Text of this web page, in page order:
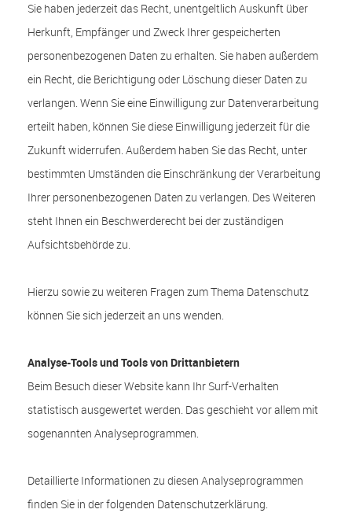
Sie haben jederzeit das Recht, unentgeltlich Auskunft über
Herkunft, Empfänger und Zweck Ihrer gespeicherten
personenbezogenen Daten zu erhalten. Sie haben außerdem
ein Recht, die Berichtigung oder Löschung dieser Daten zu
verlangen. Wenn Sie eine Einwilligung zur Datenverarbeitung
erteilt haben, können Sie diese Einwilligung jederzeit für die
Zukunft widerrufen. Außerdem haben Sie das Recht, unter
bestimmten Umständen die Einschränkung der Verarbeitung
Ihrer personenbezogenen Daten zu verlangen. Des Weiteren
steht Ihnen ein Beschwerderecht bei der zuständigen
Aufsichtsbehörde zu.
Hierzu sowie zu weiteren Fragen zum Thema Datenschutz
können Sie sich jederzeit an uns wenden.
Analyse-Tools und Tools von Dritt­anbietern
Beim Besuch dieser Website kann Ihr Surf-Verhalten
statistisch ausgewertet werden. Das geschieht vor allem mit
sogenannten Analyseprogrammen.
Detaillierte Informationen zu diesen Analyseprogrammen
finden Sie in der folgenden Datenschutzerklärung.